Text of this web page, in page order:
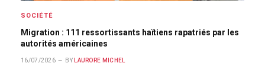
SOCIÉTÉ
Migration : 111 ressortissants haïtiens rapatriés par les
autorités américaines
16/07/2026 BY LAURORE MICHEL